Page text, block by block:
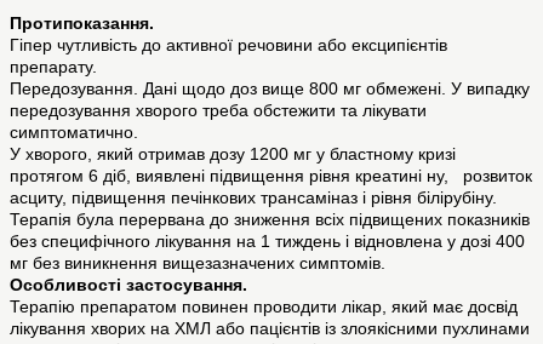
Протипоказання.
Гіпер чутливість до активної речовини або ексципієнтів
препарату.
Передозування. Дані щодо доз вище 800 мг обмежені. У випадку
передозування хворого треба обстежити та лікувати
симптоматично.
У хворого, який отримав дозу 1200 мг у бластному кризі
протягом 6 діб, виявлені підвищення рівня креатині ну, розвиток
асциту, підвищення печінкових трансаміназ і рівня білірубіну.
Терапія була перервана до зниження всіх підвищених показників
без специфічного лікування на 1 тиждень і відновлена у дозі 400
мг без виникнення вищезазначених симптомів.
Особливостi застосування.
Терапію препаратом повинен проводити лікар, який має досвід
лікування хворих на ХМЛ або пацієнтів із злоякісними пухлинами